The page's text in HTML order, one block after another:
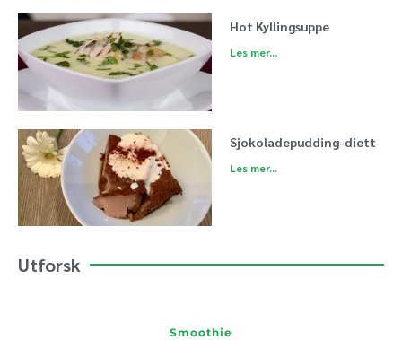
Hot Kyllingsuppe
Les mer...
Sjokoladepudding-diett
Les mer...
Utforsk
Smoothie